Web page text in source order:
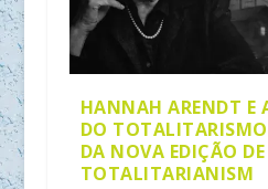
HANNAH ARENDT E
DO
DA NOVA EDIÇÃO
TOTALITARIANISM